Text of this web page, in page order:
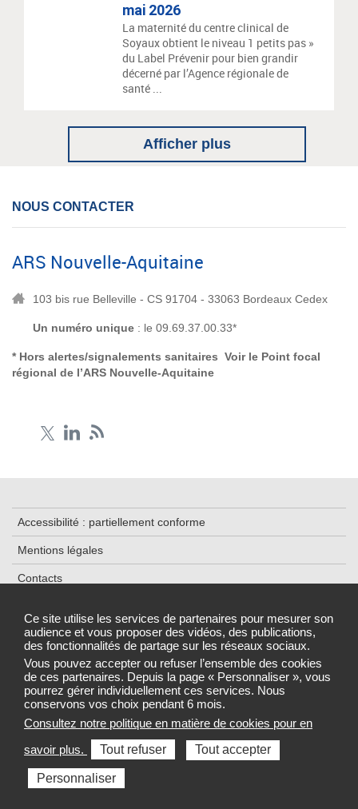
Ce site utilise les services de partenaires pour mesurer son
audience et vous proposer des vidéos, des publications,
des fonctionnalités de partage sur les réseaux sociaux.
Vous pouvez accepter ou refuser l’ensemble des cookies
de ces partenaires. Depuis la page « Personnaliser », vous
pourrez gérer individuellement ces services. Nous
conservons vos choix pendant 6 mois.
Consultez notre politique en matière de cookies pour en
savoir plus.
Tout refuser Tout accepter
Personnaliser
mai 2026
La maternité du centre clinical de
Soyaux obtient le niveau 1 petits pas »
du Label Prévenir pour bien grandir
décerné par l’Agence régionale de
santé ...
Afficher plus
NOUS CONTACTER
ARS Nouvelle-Aquitaine
103 bis rue Belleville - CS 91704 - 33063 Bordeaux Cedex
Un numéro unique : le 09.69.37.00.33*
* Hors alertes/signalements sanitaires Voir le Point focal
régional de l’ARS Nouvelle-Aquitaine
Accessibilité : partiellement conforme
Mentions légales
Contacts
Données personnelles et cookies
Gestion des cookies
Sélectionnez une région pour accéder au site de votre Agence
régionale de santé
Toutes les ARS